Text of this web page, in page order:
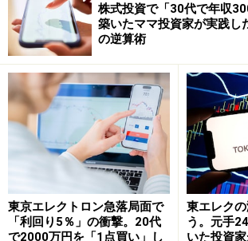
株式投資で「30代で年収
築いたママ投資家が実践し
の逆算術
東京エレクトロン急落局面で
「利回り5％」の衝撃。20代
で2000万円を「1点買い」し
東エレク
う。元手
いた投資